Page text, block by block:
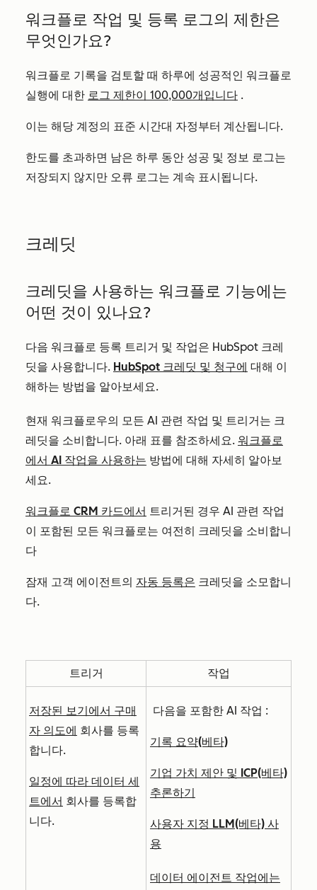
워크플로 작업 및 등록 로그의 제한은
무엇인가요?
워크플로 기록을 검토할 때 하루에 성공적인 워크플로
실행에 대한 로그 제한이 100,000개입니다 .
이는 해당 계정의 표준 시간대 자정부터 계산됩니다.
한도를 초과하면 남은 하루 동안 성공 및 정보 로그는
저장되지 않지만 오류 로그는 계속 표시됩니다.
크레딧
크레딧을 사용하는 워크플로 기능에는
어떤 것이 있나요?
다음 워크플로 등록 트리거 및 작업은 HubSpot 크레
딧을 사용합니다. HubSpot 크레딧 및 청구에 대해 이
해하는 방법을 알아보세요.
현재 워크플로우의 모든 AI 관련 작업 및 트리거는 크
레딧을 소비합니다. 아래 표를 참조하세요. 워크플로
에서 AI 작업을 사용하는 방법에 대해 자세히 알아보
세요.
워크플로 CRM 카드에서 트리거된 경우 AI 관련 작업
이 포함된 모든 워크플로는 여전히 크레딧을 소비합니
다
잠재 고객 에이전트의 자동 등록은 크레딧을 소모합니
다.
트리거 작업
저장된 보기에서 구매
자 의도에 회사를 등록
합니다.
일정에 따라 데이터 세
트에서 회사를 등록합
니다.
다음을 포함한 AI 작업 :
기록 요약(베타)
기업 가치 제안 및 ICP(베타)
추론하기
사용자 지정 LLM(베타) 사
용
데이터 에이전트 작업에는